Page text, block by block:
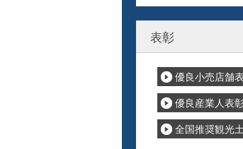
表彰
優良小売店舗
優良産業人表
全国推奨観光